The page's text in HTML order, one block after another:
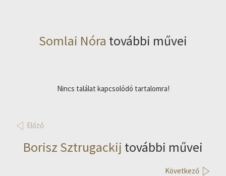
Somlai Nóra további művei
Nincs találat kapcsolódó tartalomra!
Előző
Borisz Sztrugackij további művei
Következő